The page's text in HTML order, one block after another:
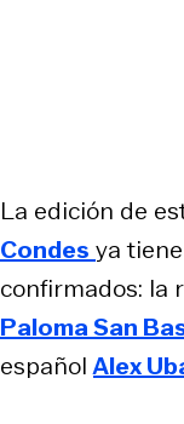
La edición de
Condes ya
confirmados: la
Paloma San
españolAlex